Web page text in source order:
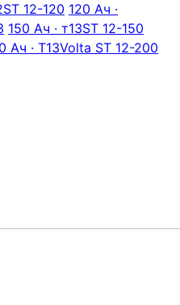
ST 12-120 120 Ач ·
150 Ач · т13ST 12-150
Ач · T13Volta ST 12-200